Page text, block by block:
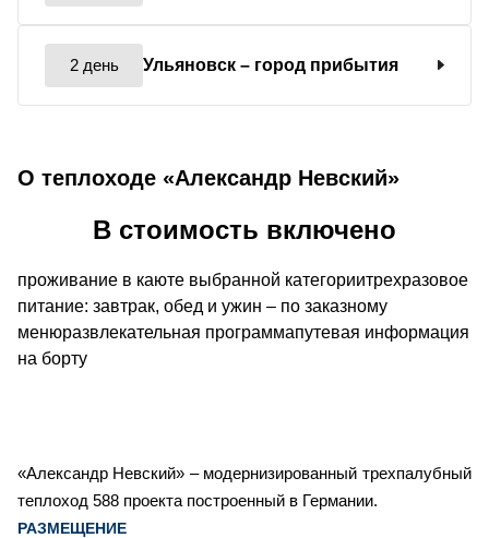
2 день Ульяновск – город прибытия
О теплоходе «Александр Невский»
«Александр Невский» – модернизированный трехпалубный
теплоход 588 проекта построенный в Германии.
РАЗМЕЩЕНИЕ
В стоимость включено
проживание в каюте выбранной категориитрехразовое
питание: завтрак, обед и ужин – по заказному
менюразвлекательная программапутевая информация
на борту